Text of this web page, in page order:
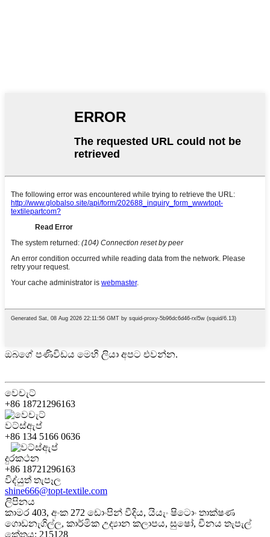
ඔබගේ පණිවිඩය මෙහි ලියා අපට එවන්න.
වෙචැට්
+86 18721296163
වට්ස්ඇප්
+86 134 5166 0636
දුරකථන
+86 18721296163
විද්යුත් තැපෑල
shine666@topt-textile.com
ලිපිනය
කාමර 403, අංක 272 ඩොංපින් වීදිය, යියැං ෂිටොං තාක්ෂණ
ගොඩනැගිල්ල, කාර්මික උද්‍යාන කලාපය, සුෂෝ, චීනය තැපැල්
කේතය: 215128